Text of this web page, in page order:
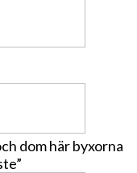
dom här byxorna